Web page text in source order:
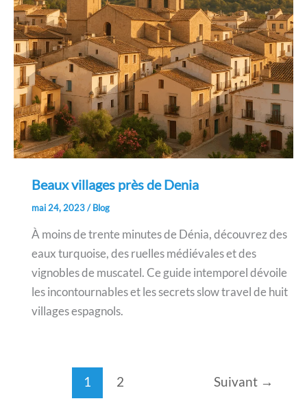
Beaux villages près de Denia
mai 24, 2023/Blog
À moins de trente minutes de Dénia, découvrez des
eaux turquoise, des ruelles médiévales et des
vignobles de muscatel. Ce guide intemporel dévoile
les incontournables et les secrets slow travel de huit
villages espagnols.
1 2 Suivant →